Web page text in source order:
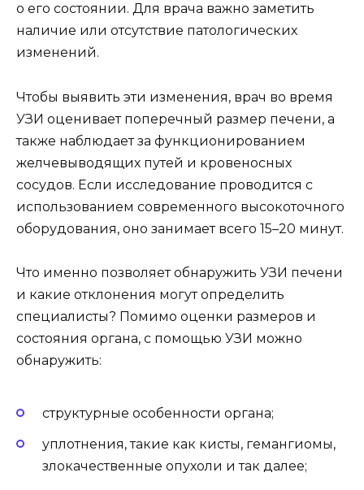
о его состоянии. Для врача важно заметить
наличие или отсутствие патологических
изменений.
Чтобы выявить эти изменения, врач во время
УЗИ оценивает поперечный размер печени, а
также наблюдает за функционированием
желчевыводящих путей и кровеносных
сосудов. Если исследование проводится с
использованием современного высокоточного
оборудования, оно занимает всего 15–20 минут.
Что именно позволяет обнаружить УЗИ печени
и какие отклонения могут определить
специалисты? Помимо оценки размеров и
состояния органа, с помощью УЗИ можно
обнаружить:
структурные особенности органа;
уплотнения, такие как кисты, гемангиомы,
злокачественные опухоли и так далее;